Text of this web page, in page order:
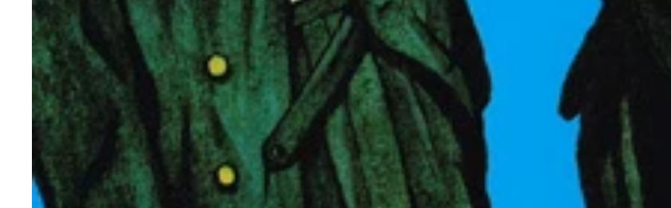
『ゴッド・スピード・ユー！ＢＬＡＣＫＥＭＰＥＲＯＲ．』
岩橋氏が表紙の写真集『爆走烈士伝』。「１９時に新宿の都庁でカメラマンと待ち合わせて撮影したんだ」